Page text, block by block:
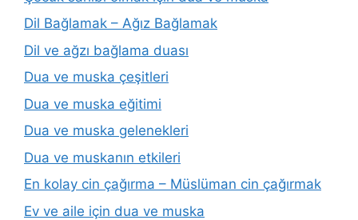
Dil Bağlamak – Ağız Bağlamak
Dil ve ağzı bağlama duası
Dua ve muska çeşitleri
Dua ve muska eğitimi
Dua ve muska gelenekleri
Dua ve muskanın etkileri
En kolay cin çağırma – Müslüman cin çağırmak
Ev ve aile için dua ve muska